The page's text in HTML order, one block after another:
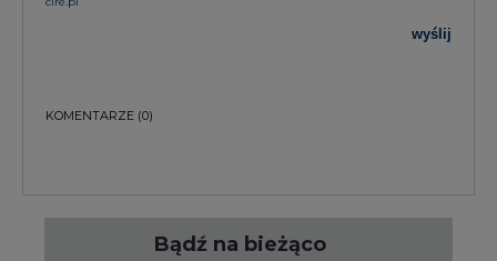
wyślij
KOMENTARZE (0)
Bądź na bieżąco